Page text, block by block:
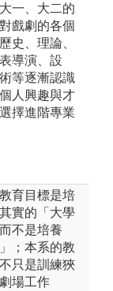
一、大二的
戲劇的各個
史、理論、
導演、設
等逐漸認識
人興趣與才
擇進階專業
育目標是培
實的「大學
不是培養
」；本系的教
只是訓練狹
場工作